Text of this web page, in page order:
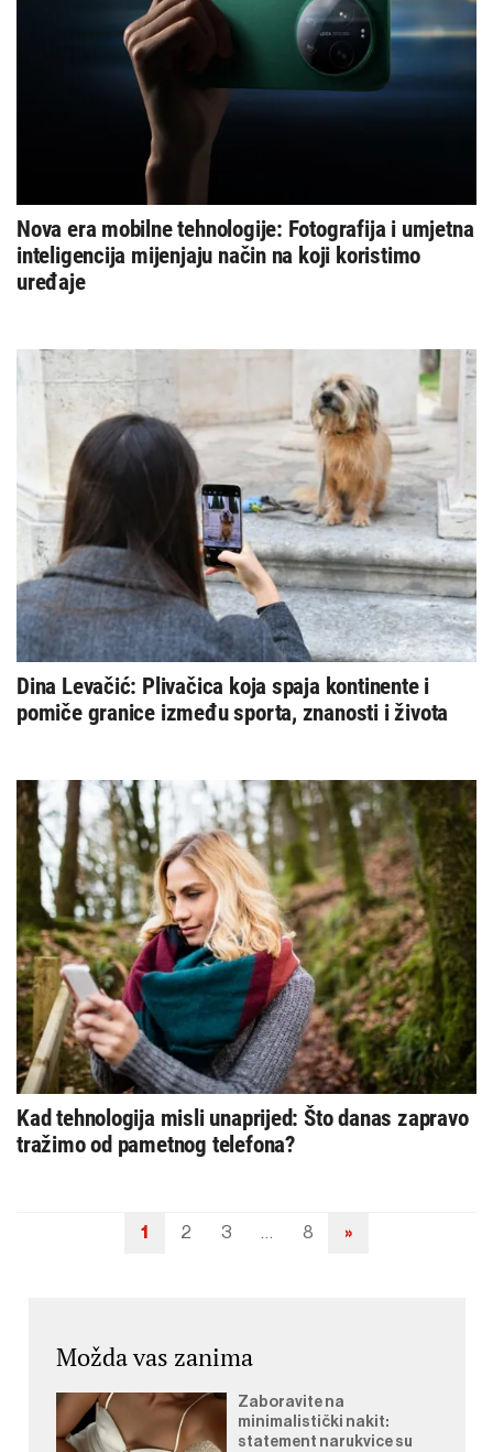
Nova era mobilne tehnologije: Fotografija i umjetna
inteligencija mijenjaju način na koji koristimo
uređaje
Dina Levačić: Plivačica koja spaja kontinente i
pomiče granice između sporta, znanosti i života
Kad tehnologija misli unaprijed: Što danas zapravo
tražimo od pametnog telefona?
Navigacija
1 2 3 8 »
Možda vas zanima
Zaboravite na
minimalistički nakit:
statement narukvice su